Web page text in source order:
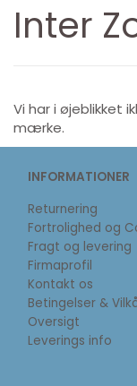
Inter
Vi har i øjeblikket
mærke.
INFORMATIONER
Returnering
Fortrolighed og
Fragt og levering
Firmaprofil
Kontakt os
Betingelser &
Oversigt
Leverings info